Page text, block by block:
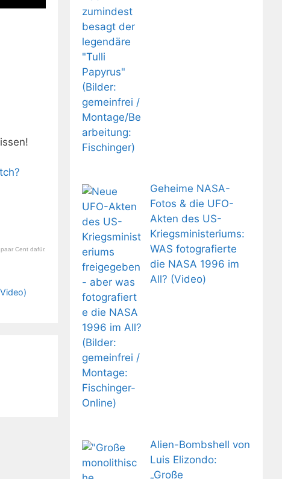
Cent dafür.
Geheime NASA-
Fotos & die UFO-
Akten des US-
Kriegsministeriums:
WAS fotografierte
die NASA 1996 im
All? (Video)
Alien-Bombshell von
Luis Elizondo:
„Große